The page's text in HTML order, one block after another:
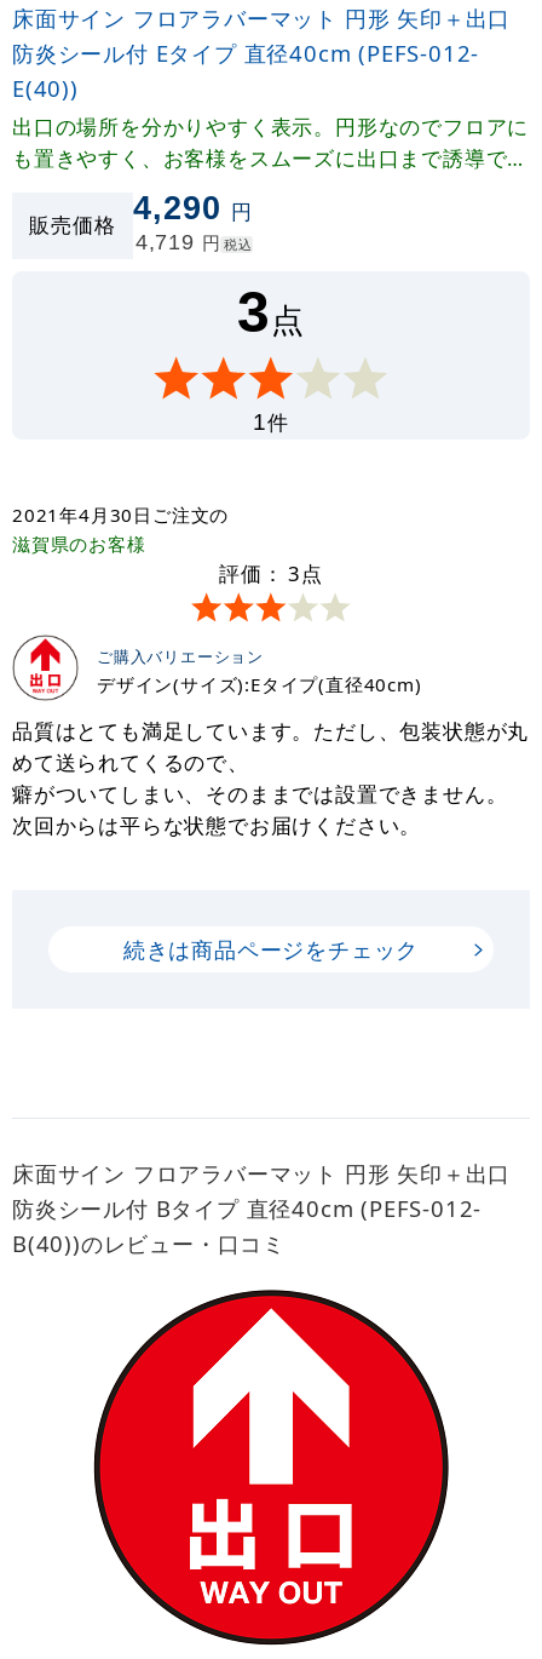
床面サイン フロアラバーマット 円形 矢印＋出口
防炎シール付 Eタイプ 直径40cm (PEFS-012-
E(40))
出口の場所を分かりやすく表示。円形なのでフロアに
も置きやすく、お客様をスムーズに出口まで誘導でき
販売価格
4,290 円
4,719 円 税込
3点
1件
2021年4月30日 ご注文の
滋賀県のお客様
評価： 3点
ご購入バリエーション
デザイン(サイズ):Eタイプ(直径40cm)
品質はとても満足しています。ただし、包装状態が丸
めて送られてくるので、
癖がついてしまい、そのままでは設置できません。
次回からは平らな状態でお届けください。
続きは商品ページをチェック
床面サイン フロアラバーマット 円形 矢印＋出口
防炎シール付 Bタイプ 直径40cm (PEFS-012-
B(40))のレビュー・口コミ